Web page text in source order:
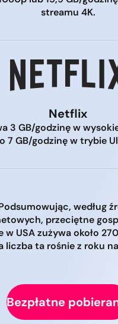
streamu 4K.
Netflix
3 GB/godzinę w
7 GB/godzinę w trybie
według
przeciętne
w USA zużywa około
liczba ta rośnie z roku
Bezpłatne